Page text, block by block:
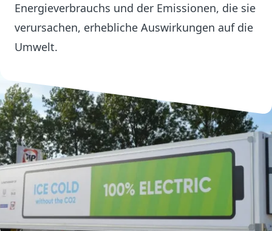
Energieverbrauchs und der Emissionen, die sie
verursachen, erhebliche Auswirkungen auf die
Umwelt.